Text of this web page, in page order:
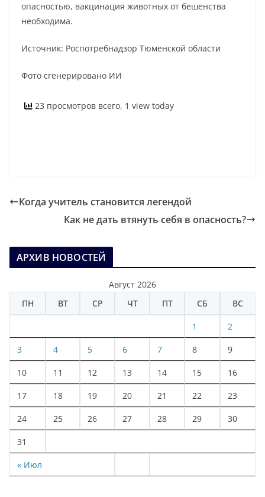
опасностью, вакцинация животных от бешенства
необходима.
Источник: Роспотребнадзор Тюменской области
Фото сгенерировано ИИ
23 просмотров всего, 1 view today
Когда учитель становится легендой
Как не дать втянуть себя в опасность?
АРХИВ НОВОСТЕЙ
Август 2026
ПН
ВТ СР ЧТ ПТ СБ ВС
« Июл
1 2
3 4 5 6 7 8 9
10 11 12 13 14 15 16
17 18 19 20 21 22 23
24 25 26 27 28 29 30
31